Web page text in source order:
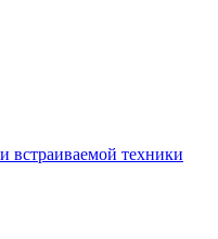
встраиваемой техники